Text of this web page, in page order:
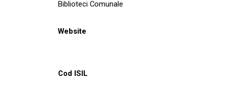
Biblioteci Comunale
Website
Cod ISIL